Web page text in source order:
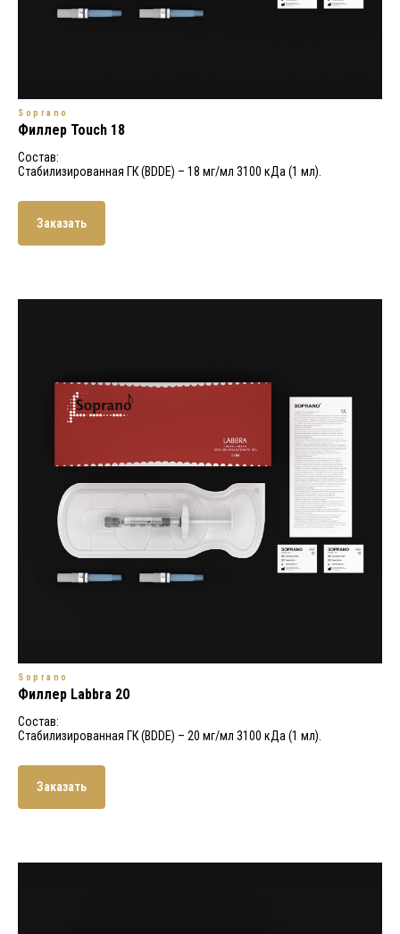
Soprano
Филлер Touch 18
Состав:
Стабилизированная ГК (BDDE) – 18 мг/мл 3100 кДа (1 мл).
Заказать
Soprano
Филлер Labbra 20
Состав:
Стабилизированная ГК (BDDE) – 20 мг/мл 3100 кДа (1 мл).
Заказать